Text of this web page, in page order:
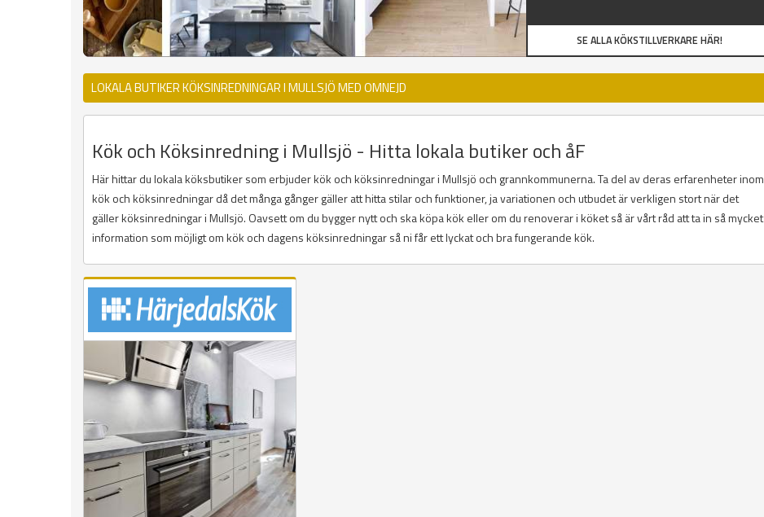
SE ALLA KÖKSTILLVERKARE HÄR!
LOKALA BUTIKER KÖKSINREDNINGAR I MULLSJÖ MED OMNEJD
Kök och Köksinredning i Mullsjö - Hitta lokala butiker och åF
Här hittar du lokala köksbutiker som erbjuder kök och köksinredningar i Mullsjö och grannkommunerna. Ta del av deras erfarenheter inom
kök och köksinredningar då det många gånger gäller att hitta stilar och funktioner, ja variationen och utbudet är verkligen stort när det
gäller köksinredningar i Mullsjö. Oavsett om du bygger nytt och ska köpa kök eller om du renoverar i köket så är vårt råd att ta in så mycket
information som möjligt om kök och dagens köksinredningar så ni får ett lyckat och bra fungerande kök.